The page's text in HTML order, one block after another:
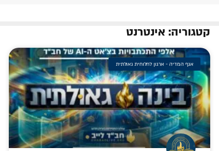
קטגוריה: אינטרנט
אגף המדיה - ארגון לחלוחית גאולתית